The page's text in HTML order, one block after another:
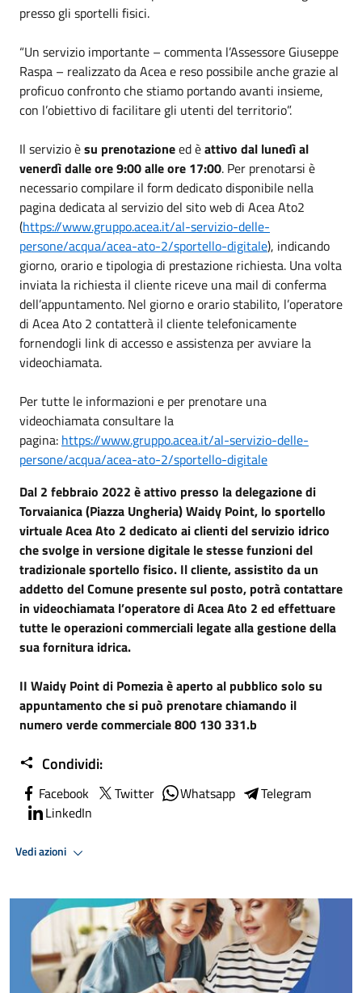
presso gli sportelli fisici.
“Un servizio importante – commenta l’Assessore Giuseppe
Raspa – realizzato da Acea e reso possibile anche grazie al
proficuo confronto che stiamo portando avanti insieme,
con l’obiettivo di facilitare gli utenti del territorio”.
Il servizio èsu prenotazioneed èattivo dal lunedì al
venerdì dalle ore 9:00 alle ore 17:00. Per prenotarsi è
necessario compilare il form dedicato disponibile nella
pagina dedicata al servizio del sito web di Acea Ato2
(https://www.gruppo.acea.it/al-servizio-delle-
persone/acqua/acea-ato-2/sportello-digitale), indicando
giorno, orario e tipologia di prestazione richiesta. Una volta
inviata la richiesta il cliente riceve una mail di conferma
dell’appuntamento. Nel giorno e orario stabilito, l’operatore
di Acea Ato 2 contatterà il cliente telefonicamente
fornendogli link di accesso e assistenza per avviare la
videochiamata.
Per tutte le informazioni e per prenotare una
videochiamata consultare la
pagina: https://www.gruppo.acea.it/al-servizio-delle-
persone/acqua/acea-ato-2/sportello-digitale
Dal 2 febbraio 2022 è attivo presso la delegazione di
Torvaianica (Piazza Ungheria) Waidy Point, lo sportello
virtuale Acea Ato 2 dedicato ai clienti del servizio idrico
che svolge in versione digitale le stesse funzioni del
tradizionale sportello fisico. Il cliente, assistito da un
addetto del Comune presente sul posto, potrà contattare
in videochiamata l’operatore di Acea Ato 2 ed effettuare
tutte le operazioni commerciali legate alla gestione della
sua fornitura idrica.
II Waidy Point di Pomezia è aperto al pubblico solo su
appuntamento che si può prenotare chiamando il
numero verde commerciale 800 130 331.b
Condividi:
Facebook Twitter Whatsapp
Telegram
LinkedIn
Vedi azioni